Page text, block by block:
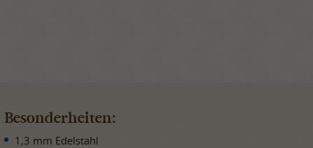
Besonderheiten:
1,3 mm Edelstahl